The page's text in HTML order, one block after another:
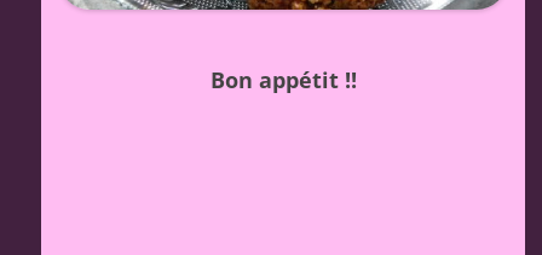
Bon appétit !!